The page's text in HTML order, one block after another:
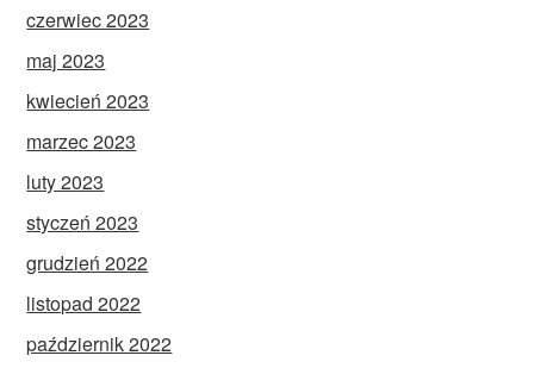
czerwiec 2023
maj 2023
kwiecień 2023
marzec 2023
luty 2023
styczeń 2023
grudzień 2022
listopad 2022
październik 2022